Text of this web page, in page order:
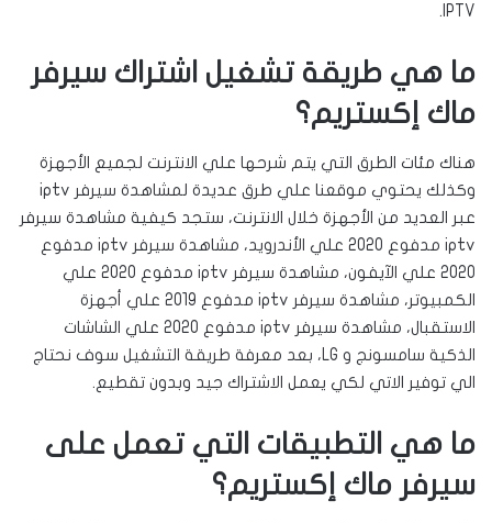
IPTV.
ما هي طريقة تشغيل اشتراك سيرفر
ماك إكستريم؟
هناك مئات الطرق التي يتم شرحها علي الانترنت لجميع الأجهزة
وكذلك يحتوي موقعنا علي طرق عديدة لمشاهدة سيرفر iptv
عبر العديد من الأجهزة خلال الانترنت، ستجد كيفية مشاهدة سيرفر
iptv مدفوع 2020 علي الأندرويد، مشاهدة سيرفر iptv مدفوع
2020 علي الآيفون، مشاهدة سيرفر iptv مدفوع 2020 علي
الكمبيوتر، مشاهدة سيرفر iptv مدفوع 2019 علي أجهزة
الاستقبال، مشاهدة سيرفر iptv مدفوع 2020 علي الشاشات
الذكية سامسونج و LG، بعد معرفة طريقة التشغيل سوف نحتاج
الي توفير الاتي لكي يعمل الاشتراك جيد وبدون تقطيع.
ما هي التطبيقات التي تعمل على
سيرفر ماك إكستريم؟